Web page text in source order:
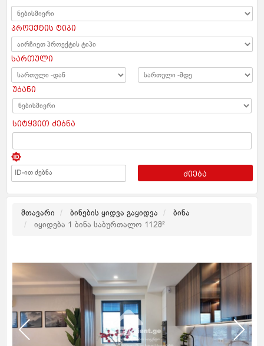
პროექტის ტიპი
სართული
უბანი
სიტყვით ძებნა
ძიება
მთავარი ბინების ყიდვა გაყიდვა
ბინა
იყიდება 1 ბინა საბურთალო 112მ²